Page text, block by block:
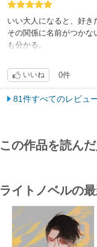
いい大人になると、好き
その関係に名前がつか
も分かる。
いいね 0件
81件すべてのレビュ
この作品を読ん
ライトノベルの最